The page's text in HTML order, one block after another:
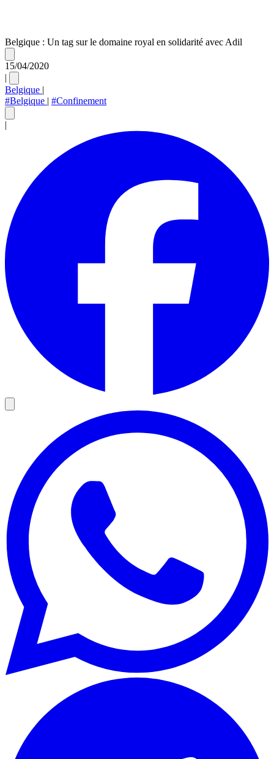
Belgique : Un tag sur le domaine royal en solidarité avec Adil
15/04/2020
|
Belgique |
#Belgique | #Confinement
|